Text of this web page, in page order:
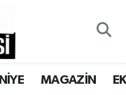
MAGAZİN